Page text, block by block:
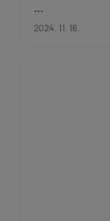
...
2024. 11. 16.